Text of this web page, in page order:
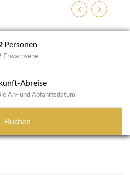
ZurückWeiter
Personen
Erwachsene
Abreise
An- und Abfahrtsdatum
Buchen